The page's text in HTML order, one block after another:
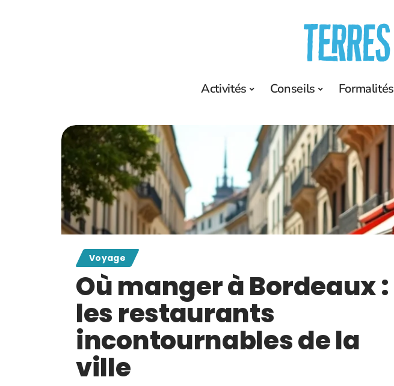
Activités Conseils Formalités
Voyage
Où manger à Bordeaux :
les restaurants
incontournables de la
ville